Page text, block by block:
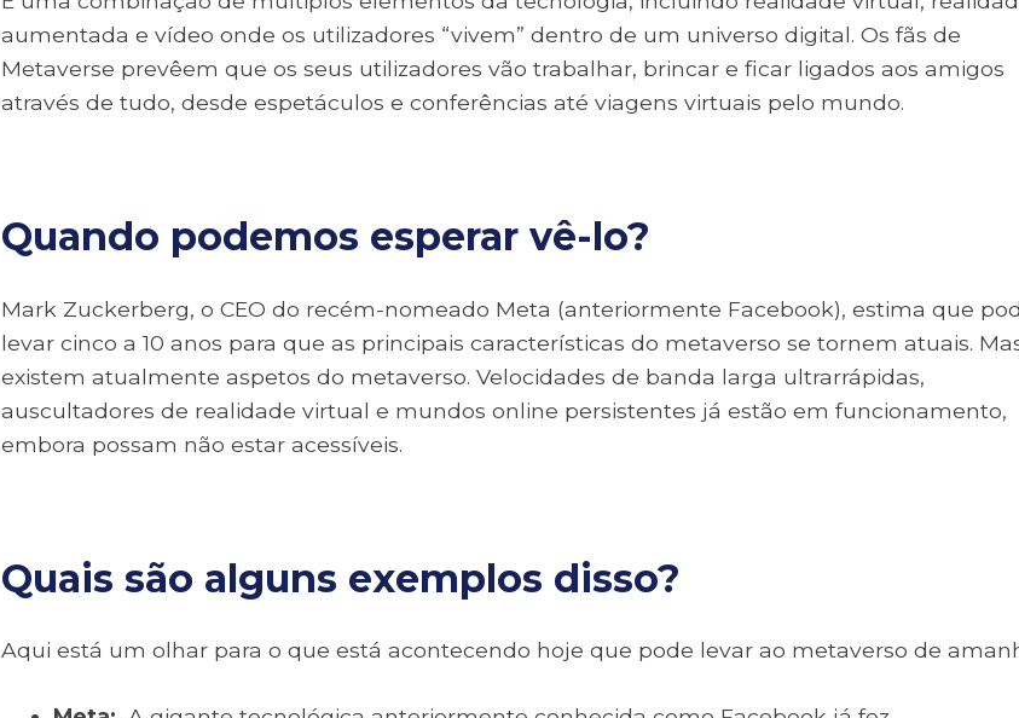
aumentada e vídeo onde os utilizadores “vivem” dentro de um universo digital. Os fãs de
Metaverse prevêem que os seus utilizadores vão trabalhar, brincar e ficar ligados aos amigos
através de tudo, desde espetáculos e conferências até viagens virtuais pelo mundo.
Quando podemos esperar vê-lo?
Mark Zuckerberg, o CEO do recém-nomeado Meta (anteriormente Facebook), estima que
levar cinco a 10 anos para que as principais características do metaverso se tornem atuais.
existem atualmente aspetos do metaverso. Velocidades de banda larga ultrarrápidas,
auscultadores de realidade virtual e mundos online persistentes já estão em funcionamento,
embora possam não estar acessíveis.
Quais são alguns exemplos disso?
Aqui está um olhar para o que está acontecendo hoje que pode levar ao metaverso de